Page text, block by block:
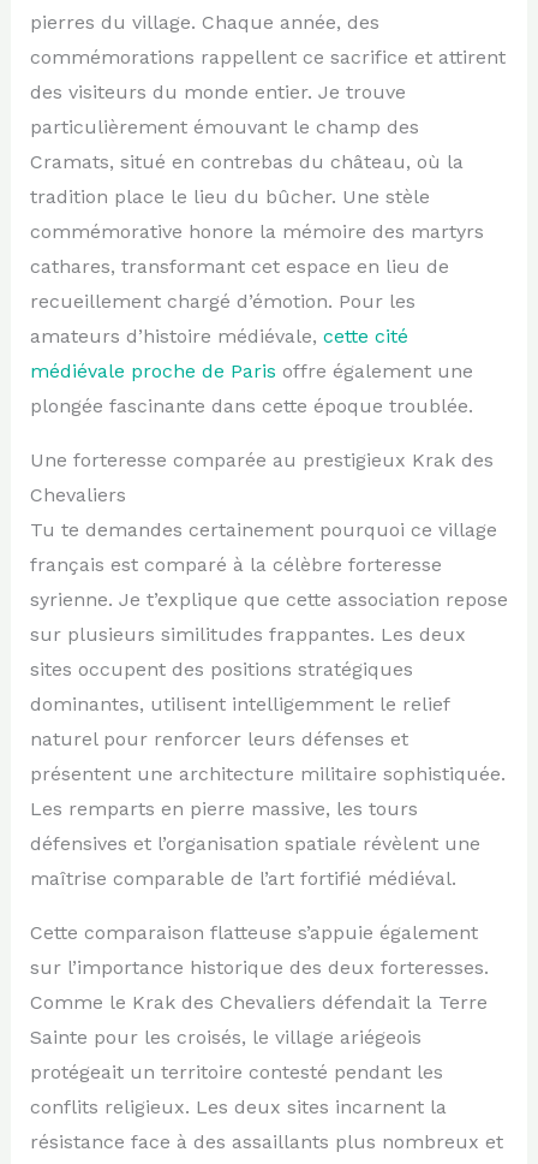
pierres du village. Chaque année, des
commémorations rappellent ce sacrifice et attirent
des visiteurs du monde entier. Je trouve
particulièrement émouvant le champ des
Cramats, situé en contrebas du château, où la
tradition place le lieu du bûcher. Une stèle
commémorative honore la mémoire des martyrs
cathares, transformant cet espace en lieu de
recueillement chargé d’émotion. Pour les
amateurs d’histoire médiévale, cette cité
médiévale proche de Paris offre également une
plongée fascinante dans cette époque troublée.
Une forteresse comparée au prestigieux Krak des
Chevaliers
Tu te demandes certainement pourquoi ce village
français est comparé à la célèbre forteresse
syrienne. Je t’explique que cette association repose
sur plusieurs similitudes frappantes. Les deux
sites occupent des positions stratégiques
dominantes, utilisent intelligemment le relief
naturel pour renforcer leurs défenses et
présentent une architecture militaire sophistiquée.
Les remparts en pierre massive, les tours
défensives et l’organisation spatiale révèlent une
maîtrise comparable de l’art fortifié médiéval.
Cette comparaison flatteuse s’appuie également
sur l’importance historique des deux forteresses.
Comme le Krak des Chevaliers défendait la Terre
Sainte pour les croisés, le village ariégeois
protégeait un territoire contesté pendant les
conflits religieux. Les deux sites incarnent la
résistance face à des assaillants plus nombreux et